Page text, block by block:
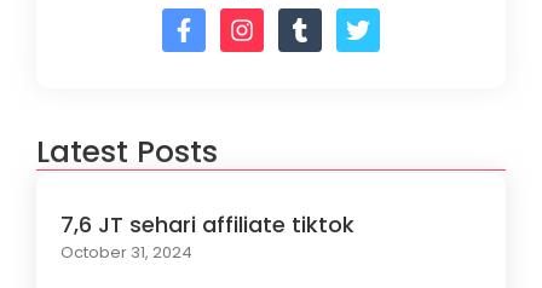
Latest Posts
7,6 JT sehari affiliate tiktok
October 31, 2024